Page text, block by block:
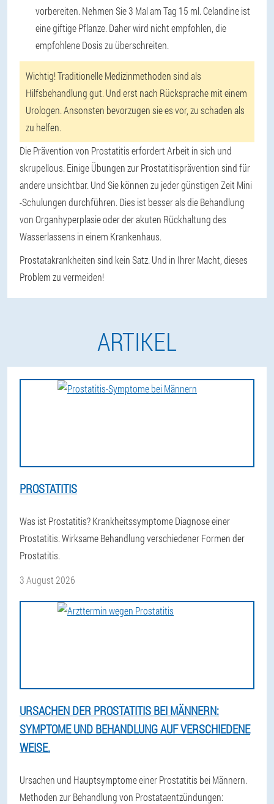
vorbereiten. Nehmen Sie 3 Mal am Tag 15 ml. Celandine ist
eine giftige Pflanze. Daher wird nicht empfohlen, die
empfohlene Dosis zu überschreiten.
Wichtig! Traditionelle Medizinmethoden sind als
Hilfsbehandlung gut. Und erst nach Rücksprache mit einem
Urologen. Ansonsten bevorzugen sie es vor, zu schaden als
zu helfen.
Die Prävention von Prostatitis erfordert Arbeit in sich und
skrupellous. Einige Übungen zur Prostatitisprävention sind für
andere unsichtbar. Und Sie können zu jeder günstigen Zeit Mini
-Schulungen durchführen. Dies ist besser als die Behandlung
von Organhyperplasie oder der akuten Rückhaltung des
Wasserlassens in einem Krankenhaus.
Prostatakrankheiten sind kein Satz. Und in Ihrer Macht, dieses
Problem zu vermeiden!
ARTIKEL
PROSTATITIS
Was ist Prostatitis? Krankheitssymptome Diagnose einer
Prostatitis. Wirksame Behandlung verschiedener Formen der
Prostatitis.
3 August 2026
URSACHEN DER PROSTATITIS BEI MÄNNERN:
SYMPTOME UND BEHANDLUNG AUF VERSCHIEDENE
WEISE.
Ursachen und Hauptsymptome einer Prostatitis bei Männern.
Methoden zur Behandlung von Prostataentzündungen: